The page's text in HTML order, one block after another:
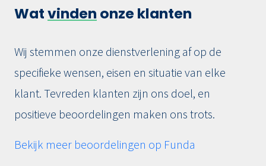
Watvinden onze klanten
Wij stemmen onze dienstverlening af op de
specifieke wensen, eisen en situatie van elke
klant. Tevreden klanten zijn ons doel, en
positieve beoordelingen maken ons trots.
Bekijk meer beoordelingen op Funda